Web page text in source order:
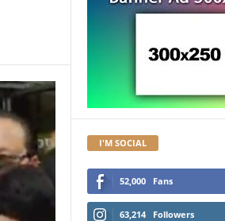
I'M SOCIAL
52,000 Fans
63,214 Followers